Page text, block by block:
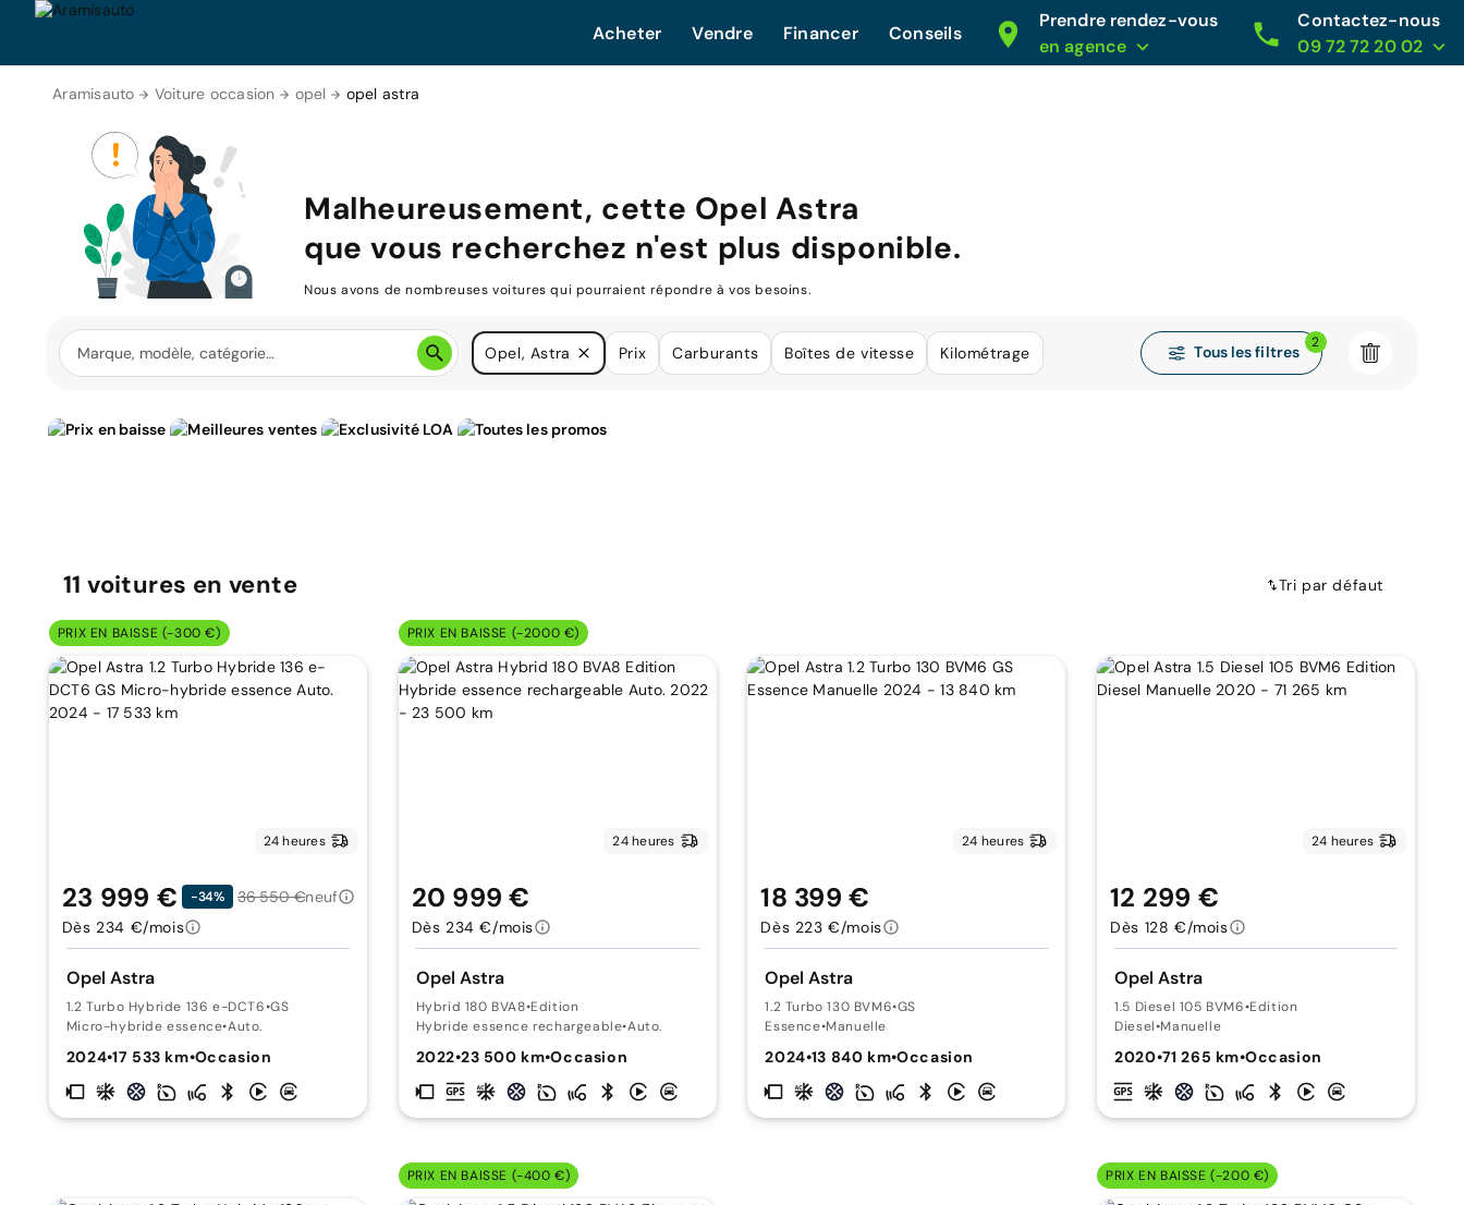
Acheter Vendre Financer Conseils
Prendre rendez-vous
en agence
Contactez-nous
09 72 72 20 02
Aramisauto Voiture occasion opel opel astra
Malheureusement, cette Opel Astra
que vous recherchez n'est plus disponible.
Nous avons de nombreuses voitures qui pourraient répondre à vos besoins.
Opel, Astra Prix Carburants Boîtes de vitesse Kilométrage Tous les filtres
2
11voitures en vente Tri par défaut
PRIX EN BAISSE (-300 €)
24 heures
Opel Astra
1.2 Turbo Hybride 136 e-DCT6•GS
Micro-hybride essence•Auto.
2024•17 533 km•Occasion
23 999 € -34% 36 550 €neuf
Dès 234 €/mois
PRIX EN BAISSE (-2000 €)
24 heures
Opel Astra
Hybrid 180 BVA8•Edition
Hybride essence rechargeable•Auto.
2022•23 500 km•Occasion
20 999 €
Dès 234 €/mois
24 heures
Opel Astra
1.2 Turbo 130 BVM6•GS
Essence•Manuelle
2024•13 840 km•Occasion
18 399 €
Dès 223 €/mois
24 heures
Opel Astra
1.5 Diesel 105 BVM6•Edition
Diesel•Manuelle
2020•71 265 km•Occasion
12 299 €
Dès 128 €/mois
PRIX EN BAISSE (-400 €) PRIX EN BAISSE (-200 €)